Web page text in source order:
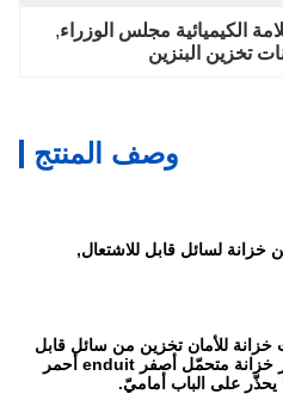
الكيميائية مجلس الوزراء,
تخزين البنزين
وصف المنتج
لسائل قابل للاشتعال,
للأمان تخزين من سائل قابل
للاشتعال حاو. هذا جدّا مرئيّ ويظهر خزانة متحمّل أصفر enduit أحمر
على الباب أماميّ.